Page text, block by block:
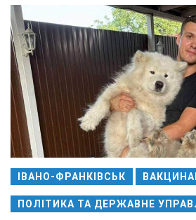
ІВАНО-ФРАНКІВСЬК
ПОЛІТИКА ТА ДЕРЖАВНЕ